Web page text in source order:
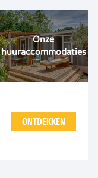
Onze
huuraccommodaties
ONTDEKKEN